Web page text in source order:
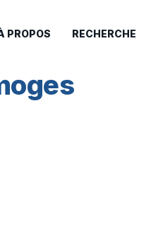
PROPOS RECHERCHE